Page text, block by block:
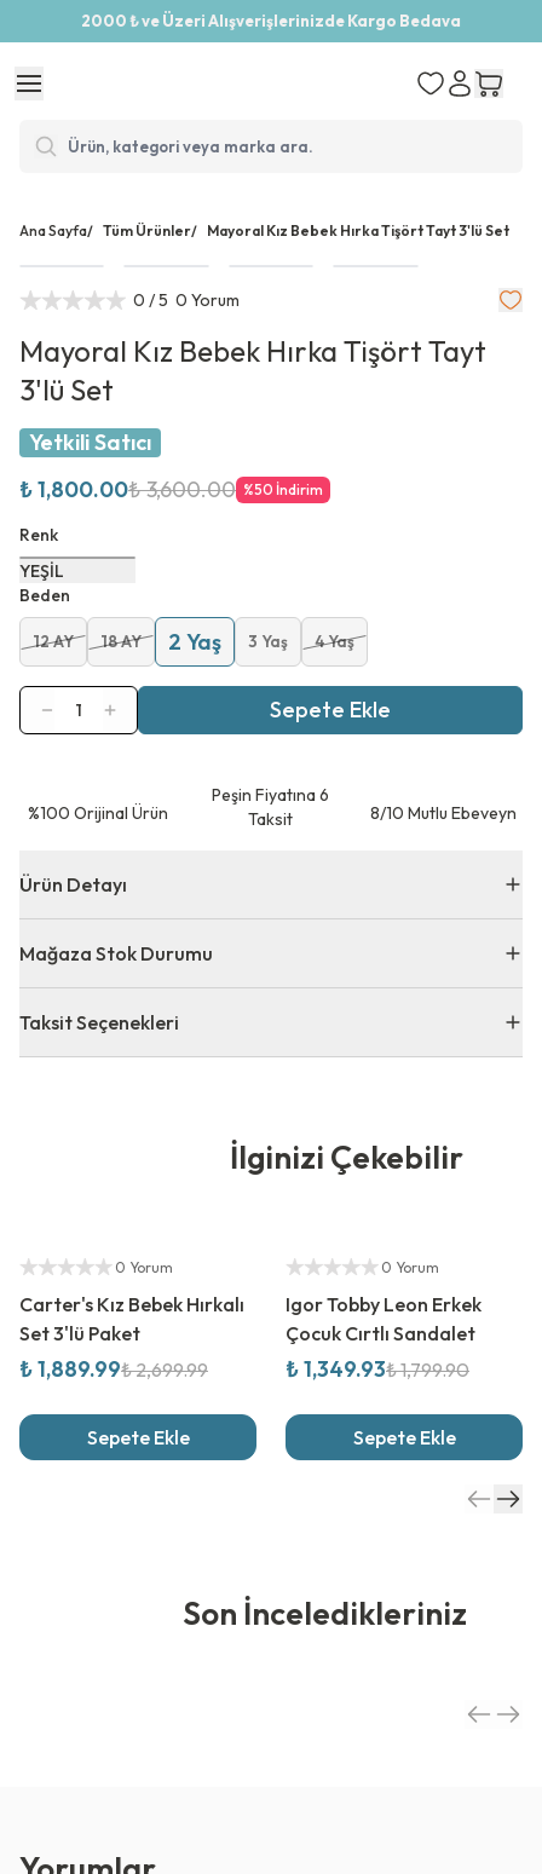
2000 ₺ ve Üzeri Alışverişlerinizde Kargo Bedava
Ana Sayfa/ Tüm Ürünler/ Mayoral Kız Bebek Hırka Tişört Tayt 3'lü Set
0 / 5 0 Yorum
Mayoral Kız Bebek Hırka Tişört Tayt
3'lü Set
Yetkili Satıcı
₺ 1,800.00₺ 3,600.00 %50 İndirim
Renk
YEŞİL
Beden
12 AY 18 AY 2 Yaş 3 Yaş 4 Yaş
1 Sepete Ekle
⁠%100 Orijinal Ürün
Peşin Fiyatına 6
Taksit
8/10 Mutlu Ebeveyn
Ürün Detayı
Mağaza Stok Durumu
Taksit Seçenekleri
İlginizi Çekebilir
Yetkili Satıcı
0 Yorum
Carter's Kız Bebek Hırkalı
Set 3'lü Paket
₺ 1,889.99₺ 2,699.99
Sepete Ekle
Yetkili Satıcı
0 Yorum
Igor Tobby Leon Erkek
Çocuk Cırtlı Sandalet
₺ 1,349.93₺ 1,799.90
Sepete Ekle
Son İnceledikleriniz